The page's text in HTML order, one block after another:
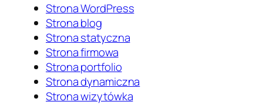
Strona WordPress
Strona blog
Strona statyczna
Strona firmowa
Strona portfolio
Strona dynamiczna
Strona wizytówka